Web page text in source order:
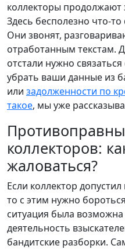
коллекторы
Здесь бесполезно что-
Они звонят,
отработанным текстам.
отстали нужно
убрать ваши данные из
или задолженности по
такое, мы уже
коллекторов:
жаловаться?
Если коллектор
то с этим нужно
ситуация была возможна
деятельность
бандитские разборки.